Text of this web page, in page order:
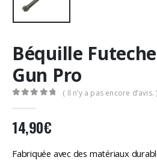
Béquille
Gun Pro
( Il n’y a pas encore d’avis. )
14,90€
Fabriquée avec des matériaux